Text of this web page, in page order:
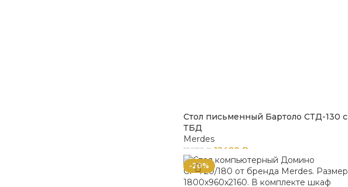
Стол письменный Бартоло СТД-130 с
ТБД
Merdes
13878 ₽ 12490 ₽
-20%